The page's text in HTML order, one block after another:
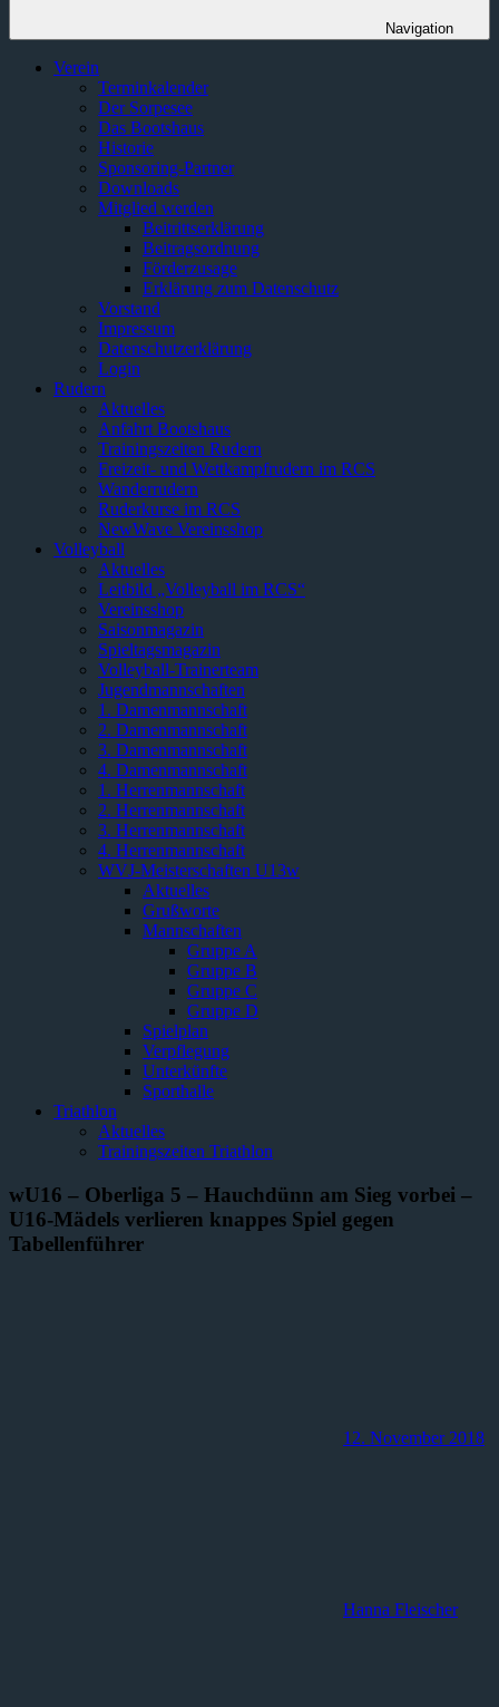
Navigation
Verein
Terminkalender
Der Sorpesee
Das Bootshaus
Historie
Sponsoring-Partner
Downloads
Mitglied werden
Beitrittserklärung
Beitragsordnung
Förderzusage
Erklärung zum Datenschutz
Vorstand
Impressum
Datenschutzerklärung
Login
Rudern
Aktuelles
Anfahrt Bootshaus
Trainingszeiten Rudern
Freizeit- und Wettkampfrudern im RCS
Wanderrudern
Ruderkurse im RCS
NewWave Vereinsshop
Volleyball
Aktuelles
Leitbild „Volleyball im RCS“
Vereinsshop
Saisonmagazin
Spieltagsmagazin
Volleyball-Trainerteam
Jugendmannschaften
1. Damenmannschaft
2. Damenmannschaft
3. Damenmannschaft
4. Damenmannschaft
1. Herrenmannschaft
2. Herrenmannschaft
3. Herrenmannschaft
4. Herrenmannschaft
WVJ-Meisterschaften U13w
Aktuelles
Grußworte
Mannschaften
Gruppe A
Gruppe B
Gruppe C
Gruppe D
Spielplan
Verpflegung
Unterkünfte
Sporthalle
Triathlon
Aktuelles
Trainingszeiten Triathlon
wU16 – Oberliga 5 – Hauchdünn am Sieg vorbei –
U16-Mädels verlieren knappes Spiel gegen
Tabellenführer
12. November 2018
Hanna Fleischer